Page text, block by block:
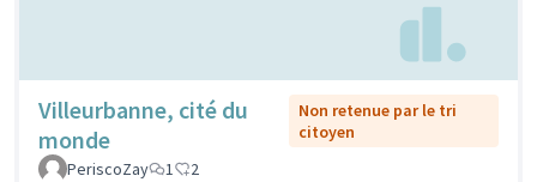
Villeurbanne, cité du
monde
Non retenue par le tri
citoyen
PeriscoZay
1 2